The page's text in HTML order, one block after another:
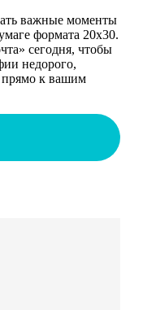
важные моменты
формата 20х30.
сегодня, чтобы
недорого,
прямо к вашим